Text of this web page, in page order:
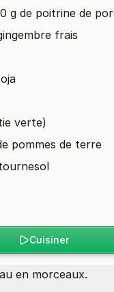
g de poitrine de
frais
verte)
pommes de terre
Cuisiner
en morceaux.